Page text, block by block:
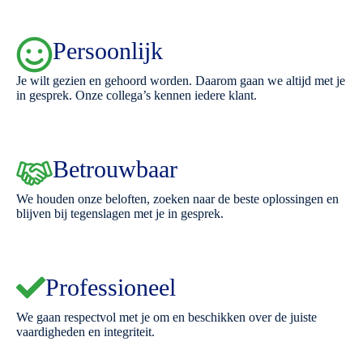
Persoonlijk
Je wilt gezien en gehoord worden. Daarom gaan we altijd met je
in gesprek. Onze collega’s kennen iedere klant.
Betrouwbaar
We houden onze beloften, zoeken naar de beste oplossingen en
blijven bij tegenslagen met je in gesprek.
Professioneel
We gaan respectvol met je om en beschikken over de juiste
vaardigheden en integriteit.